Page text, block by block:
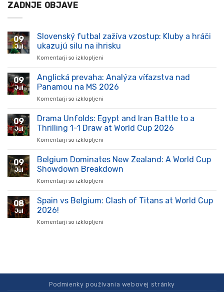
ZADNJE OBJAVE
09
Jul
Slovenský futbal zažíva vzostup: Kluby a hráči
ukazujú silu na ihrisku
Komentarji so izklopljeni
futbal
zažíva
vzostup:
hráči
ukazujú
09
Jul
Anglická prevaha: Analýza víťazstva nad
Panamou na MS 2026
Komentarji so izklopljeni
prevaha:
Analýza
víťazstva
na
MS
09
Jul
Drama Unfolds: Egypt and Iran Battle to a
Thrilling 1-1 Draw at World Cup 2026
Komentarji so izklopljeni
Unfolds:
Egypt
and
to
09
Jul
Belgium Dominates New Zealand: A World Cup
Showdown Breakdown
Komentarji so izklopljeni
Dominates
08
Jul
Spain vs Belgium: Clash of Titans at World Cup
2026!
Komentarji so izklopljeni
Titans
at
Podmienky používania webovej stránky